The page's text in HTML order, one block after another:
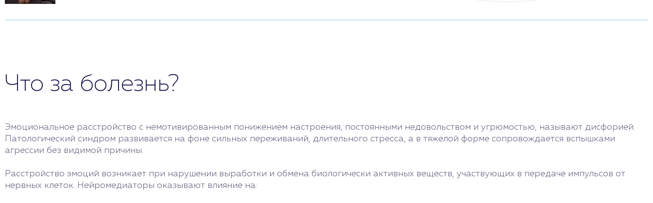
Что за болезнь?
Эмоциональное расстройство с немотивированным понижением настроения, постоянными недовольством и угрюмостью, называют дисфорией.
Патологический синдром развивается на фоне сильных переживаний, длительного стресса, а в тяжелой форме сопровождается вспышками
агрессии без видимой причины.
Расстройство эмоций возникает при нарушении выработки и обмена биологически активных веществ, участвующих в передаче импульсов от
нервных клеток. Нейромедиаторы оказывают влияние на: